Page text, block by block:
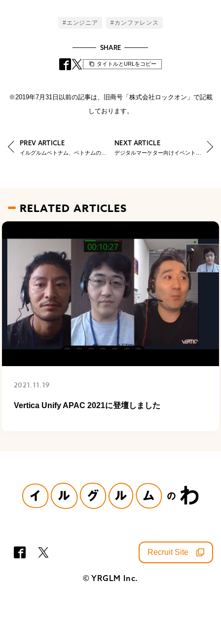
#エンジニア #カンファレンス
SHARE
タイトルとURLをコピー
※2019年7月31日以前の記事は、旧商号「株式会社ロックオン」で記載
しております。
PREV ARTICLE NEXT ARTICLE
RELATED ARTICLES
2021.11.19
Vertica Unify APAC 2021に登壇しました
SNS
Recruit Site
© YRGLM Inc.